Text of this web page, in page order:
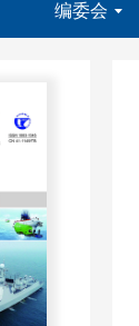
编委会